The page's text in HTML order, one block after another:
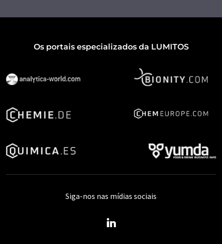
Os portais especializados da LUMITOS
Siga-nos nas mídias sociais